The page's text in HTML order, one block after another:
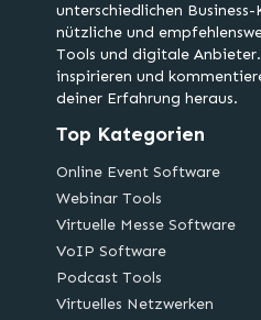
unterschiedlichen
nützliche und
Tools und digitale
inspirieren und
deiner Erfahrung heraus.
Top Kategorien
Online Event Software
Webinar Tools
Virtuelle Messe Software
VoIP Software
Podcast Tools
Virtuelles Netzwerken